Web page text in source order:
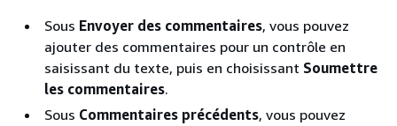
Sous Envoyer des commentaires, vous pouvez
ajouter des commentaires pour un contrôle en
saisissant du texte, puis en choisissant Soumettre
les commentaires.
Sous Commentaires précédents, vous pouvez